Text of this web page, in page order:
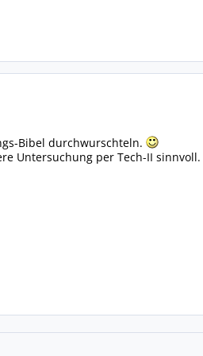
Bibel durchwurschteln.
Untersuchung per Tech-II sinnvoll.